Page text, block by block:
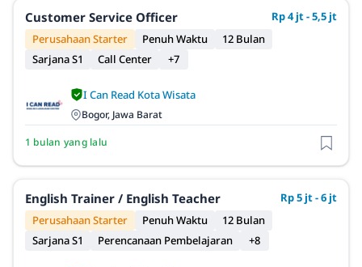
Customer Service Officer
Rp 4 jt - 5,5 jt
Perusahaan Starter
Penuh Waktu
12 Bulan
Sarjana S1
Call Center +7
I Can Read Kota Wisata
Bogor, Jawa Barat
1 bulan yang lalu
English Trainer / English Teacher
Rp 5 jt - 6 jt
Perusahaan Starter
Penuh Waktu
12 Bulan
Sarjana S1
Perencanaan Pembelajaran +8